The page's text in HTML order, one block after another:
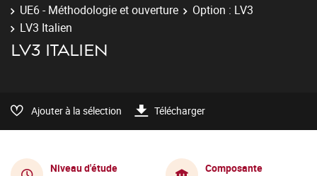
UE6 - Méthodologie et ouverture
Option : LV3
LV3 Italien
LV3 ITALIEN
Ajouter à la sélection Télécharger
Niveau d'étude
Composante